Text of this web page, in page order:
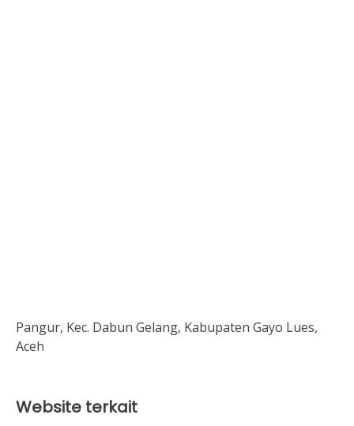
Pangur, Kec. Dabun Gelang, Kabupaten Gayo Lues,
Aceh
Website terkait